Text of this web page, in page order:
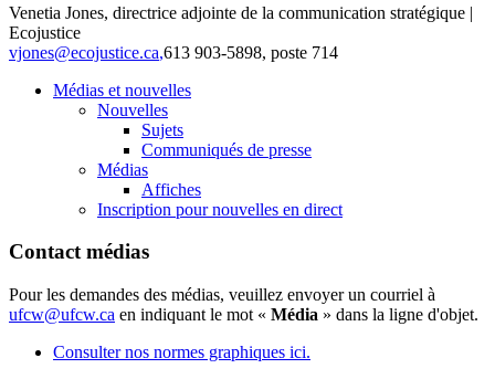
Venetia Jones, directrice adjointe de la communication stratégique |
Ecojustice
vjones@ecojustice.ca,613 903-5898, poste 714
Médias et nouvelles
Nouvelles
Sujets
Communiqués de presse
Médias
Affiches
Inscription pour nouvelles en direct
Contact médias
Pour les demandes des médias, veuillez envoyer un courriel à
ufcw@ufcw.ca en indiquant le mot « Média » dans la ligne d'objet.
Consulter nos normes graphiques ici.